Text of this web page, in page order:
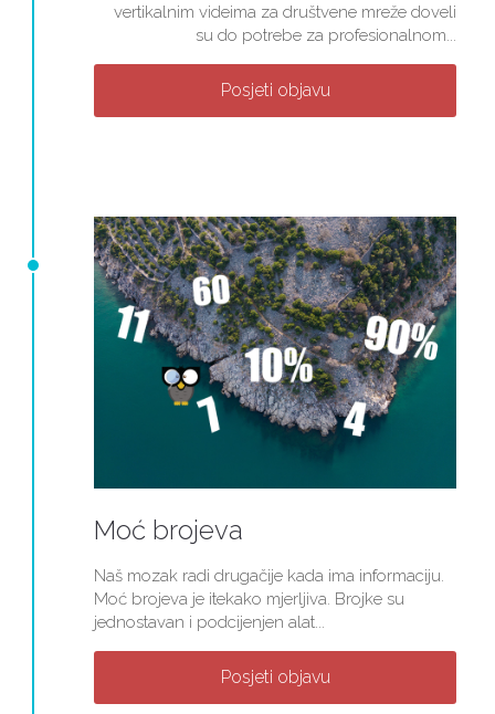
vertikalnim videima za društvene mreže doveli
su do potrebe za profesionalnom...
Posjeti objavu
Moć brojeva
Naš mozak radi drugačije kada ima informaciju.
Moć brojeva je itekako mjerljiva. Brojke su
jednostavan i podcijenjen alat...
Posjeti objavu